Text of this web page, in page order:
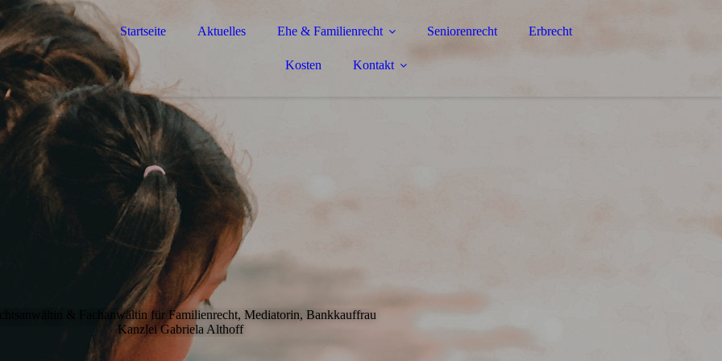
Startseite Aktuelles Ehe & Familienrecht Seniorenrecht Erbrecht
Kosten Kontakt
& Fachanwältin für Familienrecht, Mediatorin, Bankkauffrau
Kanzlei Gabriela Althoff